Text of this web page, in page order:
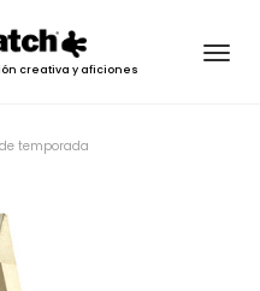
creativa y aficiones
de temporada